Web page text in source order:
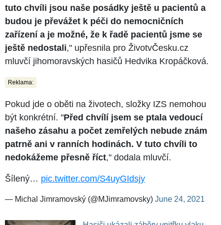
tuto chvíli jsou naše posádky ještě u pacientů a
budou je převážet k péči do nemocničních
zařízení a je možné, že k řadě pacientů jsme se
ještě nedostali," upřesnila pro ŽivotvČesku.cz
mluvčí jihomoravských hasičů Hedvika Kropáčková.
Reklama:
Pokud jde o oběti na životech, složky IZS nemohou
být konkrétní. "Před chvílí jsem se ptala vedoucí
našeho zásahu a počet zemřelých nebude znám
patrně ani v ranních hodinách. V tuto chvíli to
nedokážeme přesně říct," dodala mluvčí.
Šílený… pic.twitter.com/S4uyGIdsjy
— Michal Jimramovský (@MJimramovsky) June 24, 2021